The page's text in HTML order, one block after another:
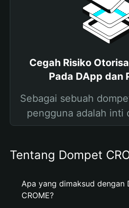
Cegah Risiko
Pada DApp dan
Sebagai sebuah
pengguna adalah inti
Tentang Dompet
Apa yang dimaksud dengan
CROME?